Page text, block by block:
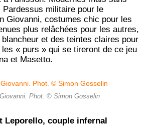
Pardessus militaire pour le
Giovanni, costumes chic pour les
plus relâchées pour les autres,
et des teintes claires pour
les « purs » qui se tireront de ce jeu
et Masetto.
Phot. © Simon Gosselin
Leporello, couple infernal